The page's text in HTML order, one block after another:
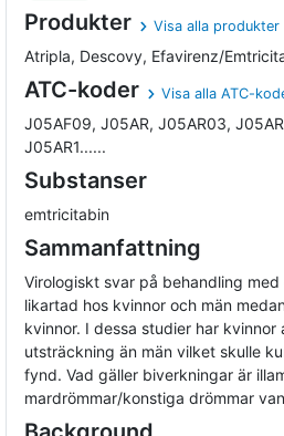
Produkter Visa alla produkter
Atripla, Descovy, Efavirenz/
ATC-koder Visa alla ATC-
J05AF09, J05AR, J05AR03,
J05AR1......
Substanser
emtricitabin
Sammanfattning
Virologiskt svar på behandling
likartad hos kvinnor och män
kvinnor. I dessa studier har
utsträckning än män vilket skulle
fynd. Vad gäller biverkningar är
mardrömmar/konstiga drömmar